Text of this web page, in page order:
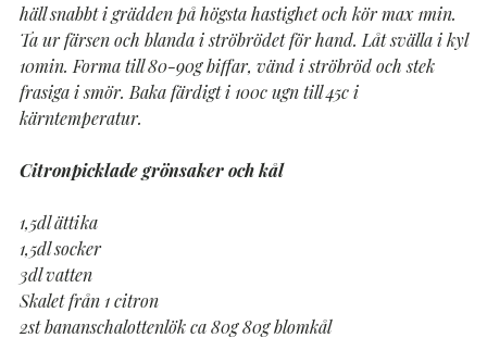
häll snabbt i grädden på högsta hastighet och kör max 1min.
Ta ur färsen och blanda i ströbrödet för hand. Låt svälla i kyl
10min. Forma till 80-90g biffar, vänd i ströbröd och stek
frasiga i smör. Baka färdigt i 100c ugn till 45c i
kärntemperatur.
Citronpicklade grönsaker och kål
1,5dl ättika
1,5dl socker
3dl vatten
Skalet från 1 citron
2st bananschalottenlök ca 80g 80g blomkål